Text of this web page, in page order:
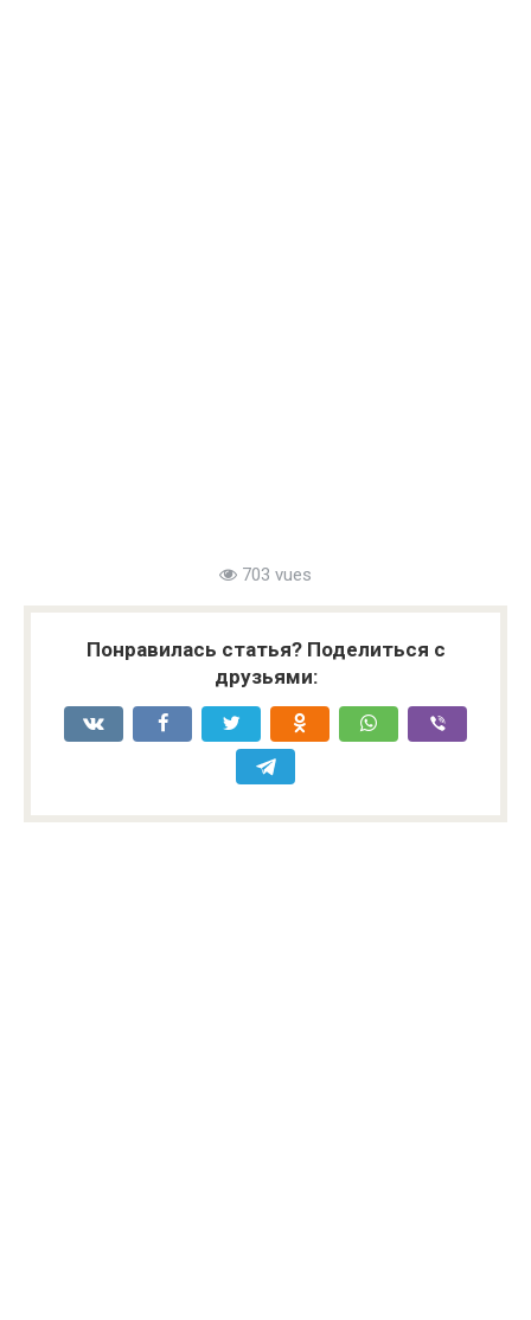
703 vues
Понравилась статья? Поделиться с
друзьями: